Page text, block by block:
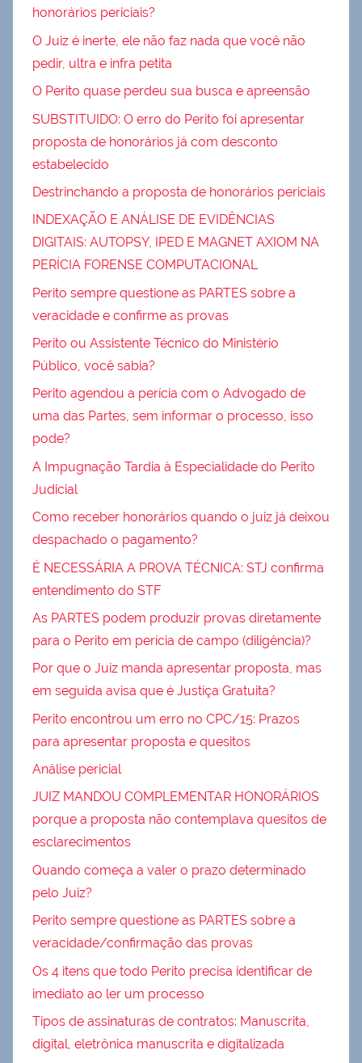
honorários periciais?
O Juiz é inerte, ele não faz nada que você não
pedir, ultra e infra petita
O Perito quase perdeu sua busca e apreensão
SUBSTITUIDO: O erro do Perito foi apresentar
proposta de honorários já com desconto
estabelecido
Destrinchando a proposta de honorários periciais
INDEXAÇÃO E ANÁLISE DE EVIDÊNCIAS
DIGITAIS: AUTOPSY, IPED E MAGNET AXIOM NA
PERÍCIA FORENSE COMPUTACIONAL
Perito sempre questione as PARTES sobre a
veracidade e confirme as provas
Perito ou Assistente Técnico do Ministério
Público, você sabia?
Perito agendou a perícia com o Advogado de
uma das Partes, sem informar o processo, isso
pode?
A Impugnação Tardia à Especialidade do Perito
Judicial
Como receber honorários quando o juiz já deixou
despachado o pagamento?
É NECESSÁRIA A PROVA TÉCNICA: STJ confirma
entendimento do STF
As PARTES podem produzir provas diretamente
para o Perito em perícia de campo (diligência)?
Por que o Juiz manda apresentar proposta, mas
em seguida avisa que é Justiça Gratuita?
Perito encontrou um erro no CPC/15: Prazos
para apresentar proposta e quesitos
Análise pericial
JUIZ MANDOU COMPLEMENTAR HONORÁRIOS
porque a proposta não contemplava quesitos de
esclarecimentos
Quando começa a valer o prazo determinado
pelo Juiz?
Perito sempre questione as PARTES sobre a
veracidade/confirmação das provas
Os 4 itens que todo Perito precisa identificar de
imediato ao ler um processo
Tipos de assinaturas de contratos: Manuscrita,
digital, eletrônica manuscrita e digitalizada